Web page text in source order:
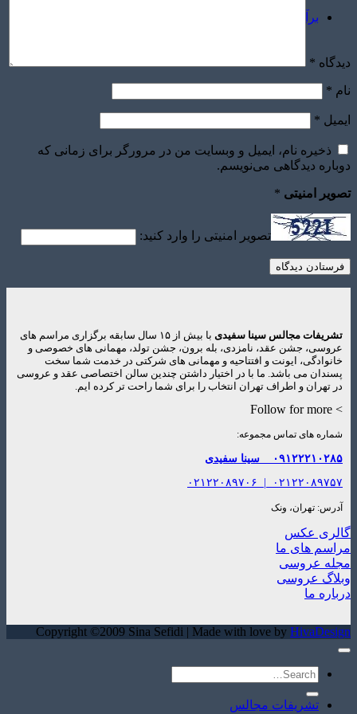
برآورد قیمت
دیدگاه *
نام *
ایمیل *
ذخیره نام، ایمیل و وبسایت من در مرورگر برای زمانی که
دوباره دیدگاهی می‌نویسم.
تصویر امنیتی *
تصویر امنیتی را وارد کنید:
تشریفات مجالس سینا سفیدی
با بیش از ۱۵ سال سابقه برگزاری مراسم های
عروسی، جشن عقد، نامزدی، بله برون، جشن تولد، مهمانی های خصوصی و
خانوادگی، ایونت و افتتاحیه و مهمانی های شرکتی در خدمت شما سخت
پسندان می باشد. ما با در اختیار داشتن چندین سالن اختصاصی عقد و عروسی
در تهران و اطراف تهران انتخاب را برای شما راحت تر کرده ایم.
> Follow for more
شماره های تماس مجموعه:
۰۹۱۲۲۲۱۰۲۸۵ سینا سفیدی
۰۲۱۲۲۰۸۹۷۵۷ ۰۲۱۲۲۰۸۹۷۰۶
آدرس: تهران، ونک
گالری عکس
مراسم های ما
مجله عروسی
وبلاگ عروسی
درباره ما
Copyright ©2009 Sina Sefidi | Made with love by HivaDesign
تشریفات مجالس